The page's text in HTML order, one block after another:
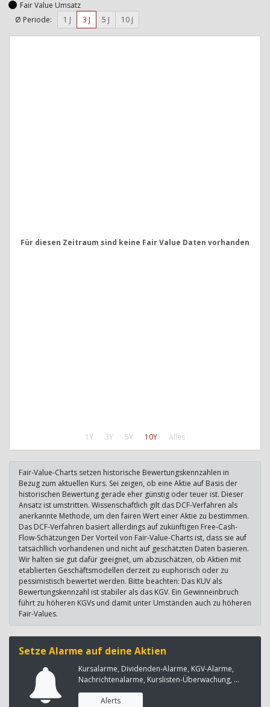
Fair Value Umsatz
Ø Periode:
1 J 3 J 5 J 10 J
1Y 3Y 5Y 10Y Alles
Für diesen Zeitraum sind keine Fair Value Daten vorhanden
Fair-Value-Charts setzen historische Bewertungskennzahlen in
Bezug zum aktuellen Kurs. Sei zeigen, ob eine Aktie auf Basis der
historischen Bewertung gerade eher günstig oder teuer ist. Dieser
Ansatz ist umstritten. Wissenschaftlich gilt das DCF-Verfahren als
anerkannte Methode, um den fairen Wert einer Aktie zu bestimmen.
Das DCF-Verfahren basiert allerdings auf zukünftigen Free-Cash-
Flow-Schätzungen Der Vorteil von Fair-Value-Charts ist, dass sie auf
tatsächllich vorhandenen und nicht auf geschätzten Daten basieren.
Wir halten sie gut dafür geeignet, um abzuschätzen, ob Aktien mit
etablierten Geschäftsmodellen derzeit zu euphorisch oder zu
pessimistisch bewertet werden. Bitte beachten: Das KUV als
Bewertungskennzahl ist stabiler als das KGV. Ein Gewinneinbruch
führt zu höheren KGVs und damit unter Umständen auch zu höheren
Fair-Values.
Setze Alarme auf deine Aktien
Kursalarme, Dividenden-Alarme, KGV-Alarme,
Nachrichtenalarme, Kurslisten-Überwachung, ...
Alerts